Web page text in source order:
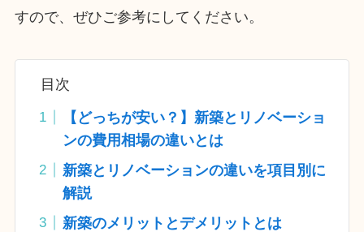
すので、ぜひご参考にしてください。
目次
【どっちが安い？】新築とリノベーショ
ンの費用相場の違いとは
新築とリノベーションの違いを項目別に
解説
新築のメリットとデメリットとは